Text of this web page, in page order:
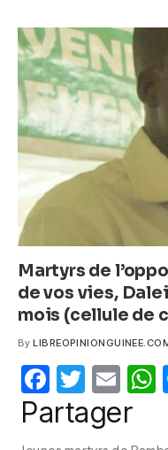
e
b
o
o
k
er
p
p
Martyrs de
de vos vies,
mois (cellule de
By
F
a
T
w
itt
E
m
Partager